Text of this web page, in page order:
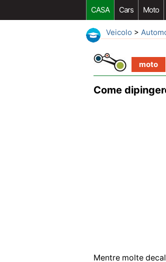
CASA Cars Moto
Veicolo >
moto
Come
Mentre molte